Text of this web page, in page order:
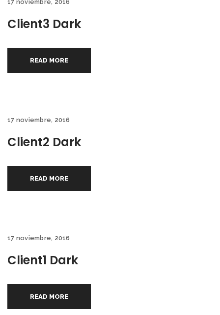
17 noviembre, 2016
Client3 Dark
READ MORE
17 noviembre, 2016
Client2 Dark
READ MORE
17 noviembre, 2016
Client1 Dark
READ MORE